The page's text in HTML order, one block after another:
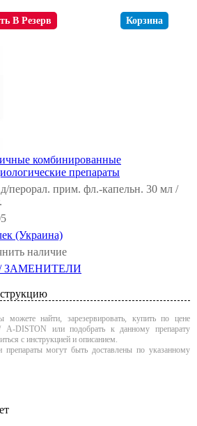
В Резерв Корзина
комбинированные
препараты
перорал. прим. фл.-капельн. 30 мл /
(Украина)
наличие
/ ЗАМЕНИТЕЛИ
найти, зарезервировать, купить по цене
DISTON или подобрать к данному препарату
с инструкцией и описанием.
могут быть доставлены по указанному